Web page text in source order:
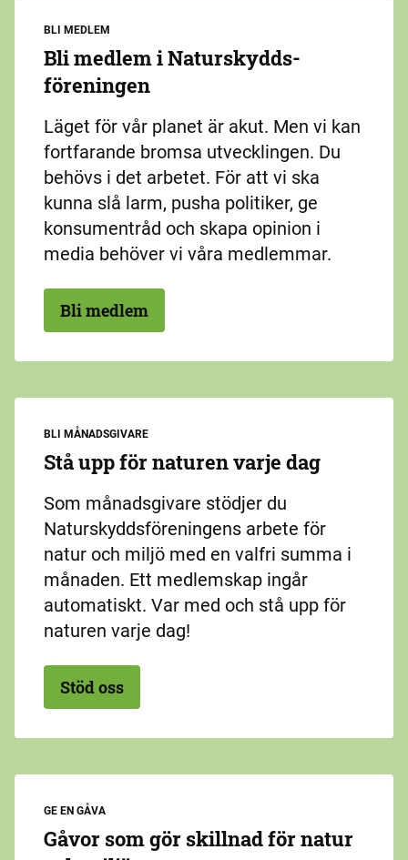
BLI MEDLEM
Bli medlem i Naturskydds­
föreningen
Läget för vår planet är akut. Men vi kan
fortfarande bromsa utvecklingen. Du
behövs i det arbetet. För att vi ska
kunna slå larm, pusha politiker, ge
konsumentråd och skapa opinion i
media behöver vi våra medlemmar.
Bli medlem
BLI MÅNADSGIVARE
Stå upp för naturen varje dag
Som månadsgivare stödjer du
Naturskyddsföreningens arbete för
natur och miljö med en valfri summa i
månaden. Ett medlemskap ingår
automatiskt. Var med och stå upp för
naturen varje dag!
Stöd oss
GE EN GÅVA
Gåvor som gör skillnad för natur